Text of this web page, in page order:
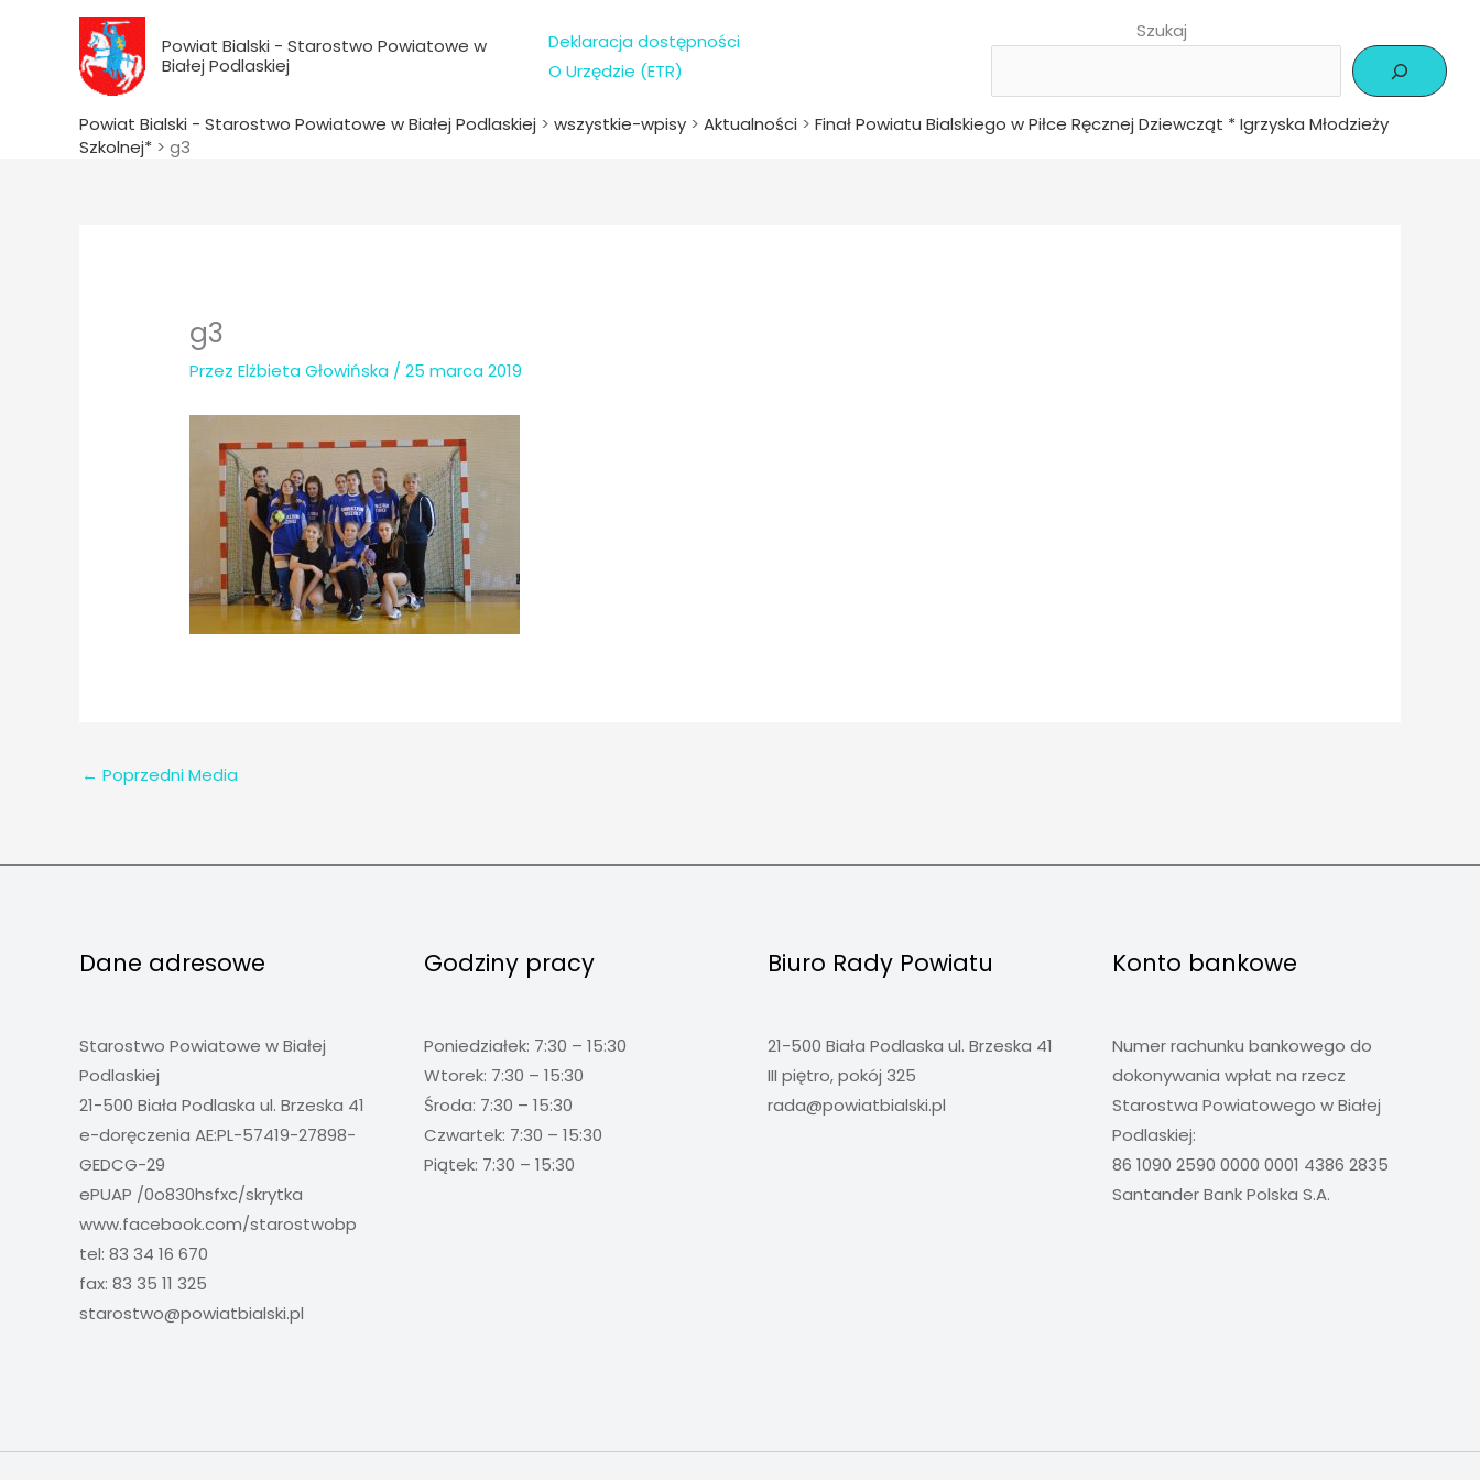
Powiat Bialski - Starostwo Powiatowe w
Białej Podlaskiej
Deklaracja dostępności
O Urzędzie (ETR)
Szukaj
Powiat Bialski - Starostwo Powiatowe w Białej Podlaskiej > wszystkie-wpisy > Aktualności > Finał Powiatu Bialskiego w Piłce Ręcznej Dziewcząt * Igrzyska Młodzieży
Szkolnej* > g3
g3
PrzezElżbieta Głowińska /25 marca 2019
← Poprzedni Media
Dane adresowe
Starostwo Powiatowe w Białej
Podlaskiej
21-500 Biała Podlaska ul. Brzeska 41
e-doręczenia AE:PL-57419-27898-
GEDCG-29
ePUAP /0o830hsfxc/skrytka
www.facebook.com/starostwobp
tel: 83 34 16 670
fax: 83 35 11 325
starostwo@powiatbialski.pl
Godziny pracy
Poniedziałek: 7:30 – 15:30
Wtorek: 7:30 – 15:30
Środa: 7:30 – 15:30
Czwartek: 7:30 – 15:30
Piątek: 7:30 – 15:30
Biuro Rady Powiatu
21-500 Biała Podlaska ul. Brzeska 41
III piętro, pokój 325
rada@powiatbialski.pl
Konto bankowe
Numer rachunku bankowego do
dokonywania wpłat na rzecz
Starostwa Powiatowego w Białej
Podlaskiej:
86 1090 2590 0000 0001 4386 2835
Santander Bank Polska S.A.